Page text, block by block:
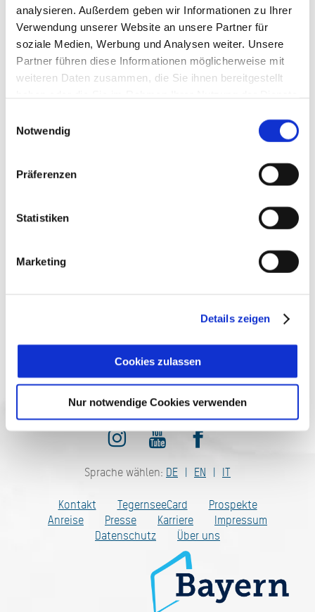
analysieren. Außerdem geben wir Informationen zu Ihrer
Verwendung unserer Website an unsere Partner für
soziale Medien, Werbung und Analysen weiter. Unsere
Partner führen diese Informationen möglicherweise mit
weiteren Daten zusammen, die Sie ihnen bereitgestellt
Cookies, wenn Sie unsere Webseite weiterhin nutzen.
Notwendig
Präferenzen
Statistiken
Marketing
Details zeigen
Cookies zulassen
Nur notwendige Cookies verwenden
Erlebnisse im Winter
am Tegernsee
AUF DEM LAUFENDEN
Jetzt anmelden
Sprache wählen: DE EN IT
Kontakt TegernseeCard
Prospekte
Anreise
Presse Karriere
Impressum
Datenschutz
Über uns